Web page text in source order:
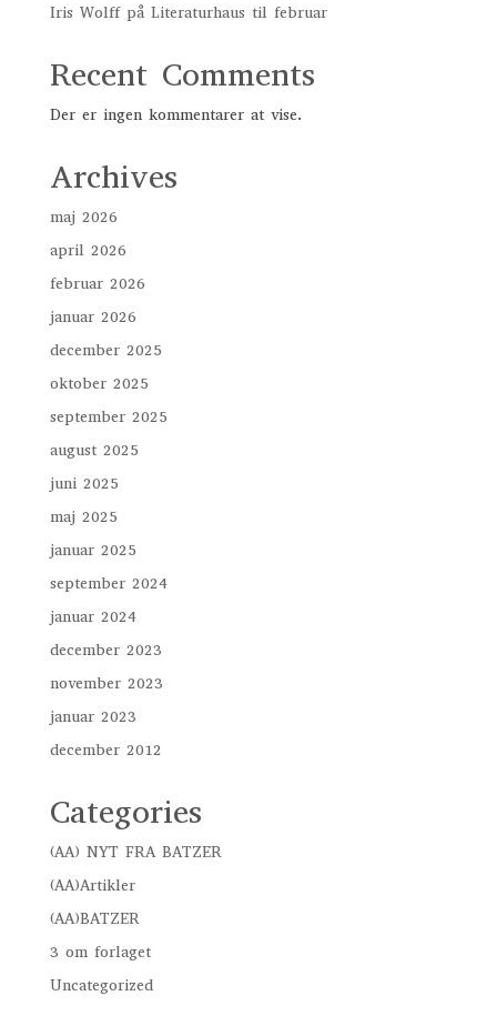
Iris Wolff på Literaturhaus til februar
Recent Comments
Der er ingen kommentarer at vise.
Archives
maj 2026
april 2026
februar 2026
januar 2026
december 2025
oktober 2025
september 2025
august 2025
juni 2025
maj 2025
januar 2025
september 2024
januar 2024
december 2023
november 2023
januar 2023
december 2012
Categories
(AA) NYT FRA BATZER
(AA)Artikler
(AA)BATZER
3 om forlaget
Uncategorized